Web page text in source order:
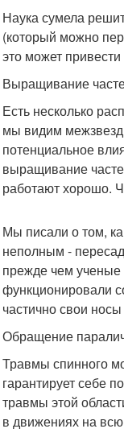
Наука сумела
(который можно
это может
Выращивание
Есть несколько
мы видим
потенциальное
выращивание
работают хорошо.
Мы писали о том,
неполным -
прежде чем ученые
функционировали
частично свои
Обращение
Травмы спинного
гарантирует себе
травмы этой
в движениях на